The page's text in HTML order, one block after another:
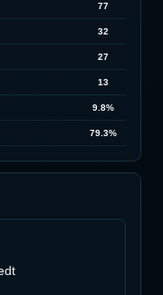
77
32
27
13
9.8%
79.3%